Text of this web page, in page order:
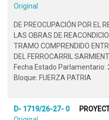
Original
DE PREOCUPACIÓN POR EL
LAS OBRAS DE
TRAMO COMPRENDIDO
DEL FERROCARRIL
Fecha Estado
Bloque: FUERZA PATRIA
D- 1719/26-27- 0